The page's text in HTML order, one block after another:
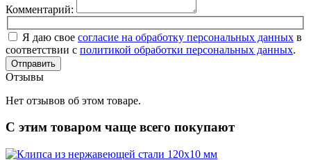
Комментарий:
Я даю свое согласие на обработку персональных данных в
соответствии с политикой обработки персональных данных.
Отправить
Отзывы
Нет отзывов об этом товаре.
С этим товаром чаще всего покупают